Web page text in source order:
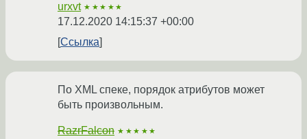
urxvt ★★★★★
17.12.2020 14:15:37 +00:00
Ссылка
По XML спеке, порядок атрибутов может
быть произвольным.
RazrFalcon ★★★★★